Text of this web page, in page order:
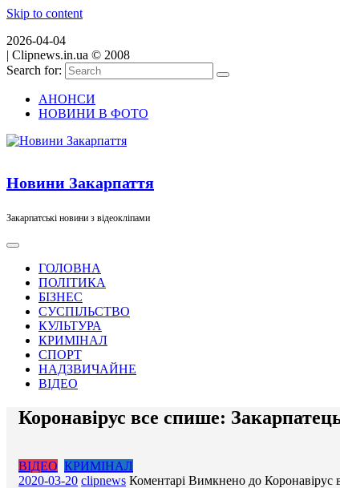
Skip to content
2026-04-04
| Clipnews.in.ua © 2008
Search for:
АНОНСИ
НОВИНИ В ФОТО
Новини Закарпаття
Закарпатські новини з відеокліпами
ГОЛОВНА
ПОЛІТИКА
БІЗНЕС
СУСПІЛЬСТВО
КУЛЬТУРА
КРИМІНАЛ
СПОРТ
НАДЗВИЧАЙНЕ
ВІДЕО
Коронавірус все спише:
ВІДЕО КРИМІНАЛ
2020-03-20 clipnews Коментарі Вимкнено до Коронавірус